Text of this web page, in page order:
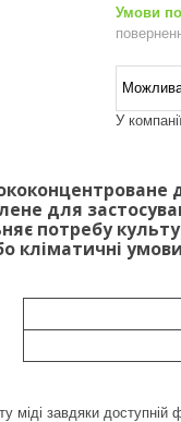
У
для
потребу
кліматичні
міді завдяки доступній